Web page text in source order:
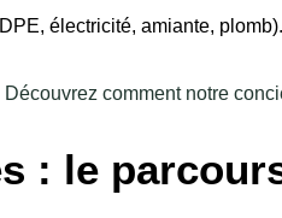
électricité, amiante, plomb).
Découvrez comment notre
: le